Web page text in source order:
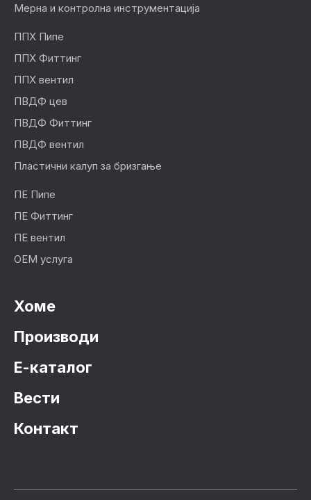
Мерна и контролна инструментација
ППХ Пипе
ППХ Фиттинг
ППХ вентил
ПВДФ цев
ПВДФ Фиттинг
ПВДФ вентил
Пластични калуп за бризгање
ПЕ Пипе
ПЕ Фиттинг
ПЕ вентил
ОЕМ услуга
Хоме
Производи
Е-каталог
Вести
Контакт